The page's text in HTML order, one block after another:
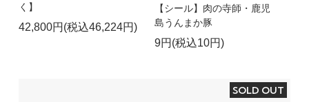
く】
42,800円(税込46,224円)
【シール】肉の寺師・鹿児
島うんまか豚
9円(税込10円)
SOLD OUT